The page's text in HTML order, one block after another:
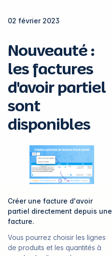
02 février 2023
Nouveauté :
les factures
d'avoir partiel
sont
disponibles
Créer une facture d'avoir
partiel directement depuis une
facture.
Vous pourrez choisir les lignes
de produits et les quantités à